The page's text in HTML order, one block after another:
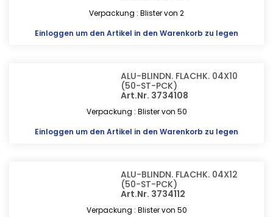
Verpackung : Blister von 2
Einloggen um den Artikel in den Warenkorb zu legen
ALU-BLINDN. FLACHK. 04X10
(50-ST-PCK)
Art.Nr. 3734108
Verpackung : Blister von 50
Einloggen um den Artikel in den Warenkorb zu legen
ALU-BLINDN. FLACHK. 04X12
(50-ST-PCK)
Art.Nr. 3734112
Verpackung : Blister von 50